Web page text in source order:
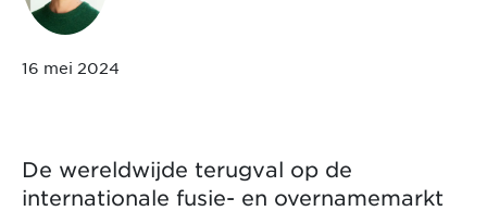
16 mei 2024
De wereldwijde terugval op de
internationale fusie- en overnamemarkt